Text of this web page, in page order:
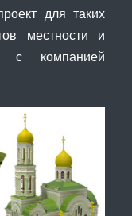
для таких
местности и
с компанией